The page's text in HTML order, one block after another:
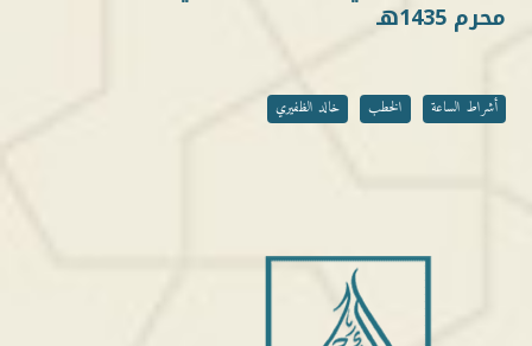
محرم 1435هـ
أشراط الساعة الخطب خالد الظفيري